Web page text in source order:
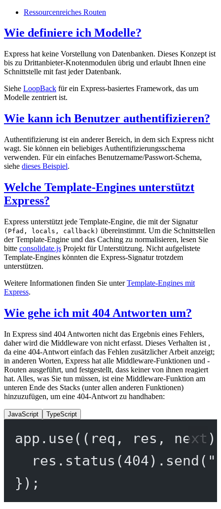
Ressourcenreiches Routen
Wie definiere ich Modelle?
Express hat keine Vorstellung von Datenbanken. Dieses Konzept ist
bis zu Drittanbieter-Knotenmodulen übrig und erlaubt Ihnen eine
Schnittstelle mit fast jeder Datenbank.
Siehe LoopBack für ein Express-basiertes Framework, das um
Modelle zentriert ist.
Wie kann ich Benutzer authentifizieren?
Authentifizierung ist ein anderer Bereich, in dem sich Express nicht
wagt. Sie können ein beliebiges Authentifizierungsschema
verwenden. Für ein einfaches Benutzername/Passwort-Schema,
siehe dieses Beispiel.
Welche Template-Engines unterstützt
Express?
Express unterstützt jede Template-Engine, die mit der Signatur
(Pfad, locals, callback) übereinstimmt. Um die Schnittstellen
der Template-Engine und das Caching zu normalisieren, lesen Sie
bitte consolidate.js Projekt für Unterstützung. Nicht aufgelistete
Template-Engines könnten die Express-Signatur trotzdem
unterstützen.
Weitere Informationen finden Sie unterTemplate-Engines mit
Express.
Wie gehe ich mit 404 Antworten um?
In Express sind 404 Antworten nicht das Ergebnis eines Fehlers,
daher wird die Middleware von nicht erfasst. Dieses Verhalten ist ,
da eine 404-Antwort einfach das Fehlen zusätzlicher Arbeit anzeigt;
in anderen Worten, Express hat alle Middleware-Funktionen und -
Routen ausgeführt, und festgestellt, dass keiner von ihnen reagiert
hat. Alles, was Sie tun müssen, ist eine Middleware-Funktion am
unteren Ende des Stacks (unter allen anderen Funktionen)
hinzuzufügen, um eine 404-Antwort zu handhaben:
JavaScript TypeScript
app. use(( req , res , next
res. status (404). send (
});